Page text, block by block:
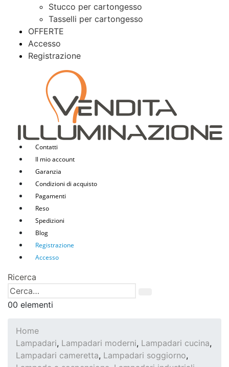
Stucco per cartongesso
Tasselli per cartongesso
OFFERTE
Accesso
Registrazione
Contatti
Il mio account
Garanzia
Condizioni di acquisto
Pagamenti
Reso
Spedizioni
Blog
Registrazione
Accesso
Ricerca
00 elementi
Home
Lampadari, Lampadari moderni, Lampadari cucina,
Lampadari cameretta, Lampadari soggiorno,